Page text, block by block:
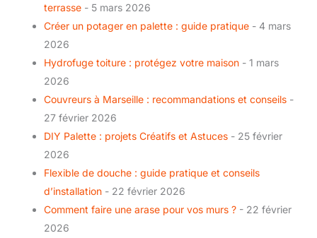
terrasse - 5 mars 2026
Créer un potager en palette : guide pratique - 4 mars
2026
Hydrofuge toiture : protégez votre maison - 1 mars
2026
Couvreurs à Marseille : recommandations et conseils -
27 février 2026
DIY Palette : projets Créatifs et Astuces - 25 février
2026
Flexible de douche : guide pratique et conseils
d’installation - 22 février 2026
Comment faire une arase pour vos murs ? - 22 février
2026